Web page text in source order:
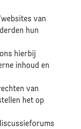
van
hun
hierbij
inhoud en
van
het op